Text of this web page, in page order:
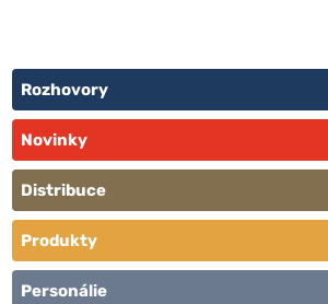
Rozhovory
Novinky
Distribuce
Produkty
Personálie